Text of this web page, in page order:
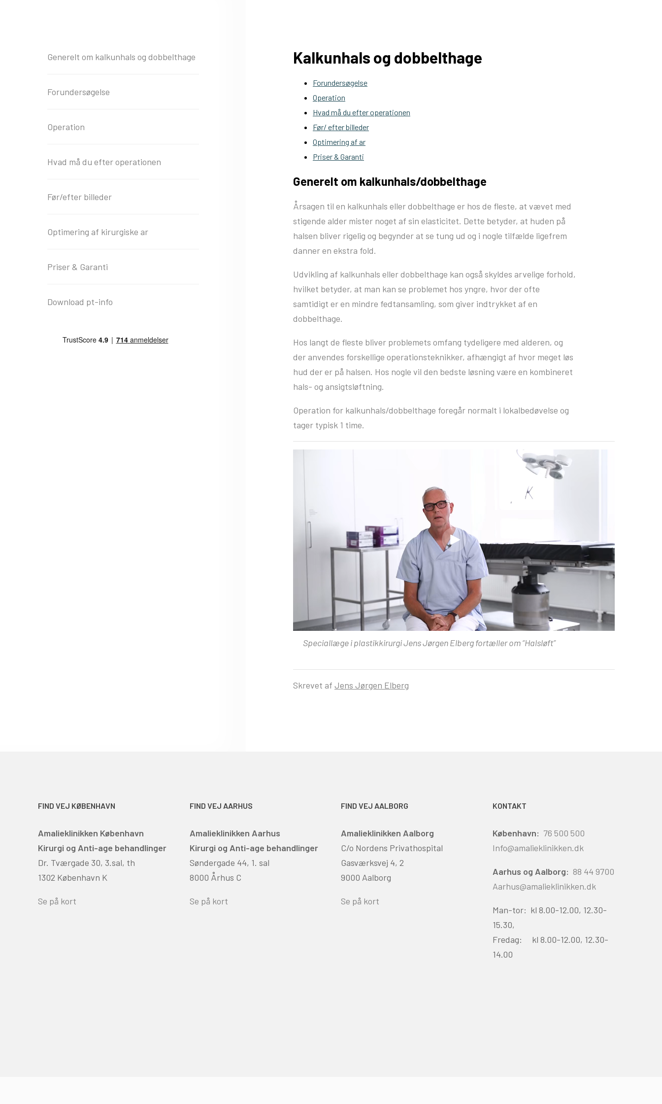
Kalkunhals og dobbelthage
Forundersøgelse
Operation
Hvad må du efter operationen
Før/ efter billeder
Optimering af ar
Priser & Garanti
Generelt om kalkunhals/dobbelthage
Årsagen til en kalkunhals eller dobbelthage er hos de fleste, at vævet med
stigende alder mister noget af sin elasticitet. Dette betyder, at huden på
halsen bliver rigelig og begynder at se tung ud og i nogle tilfælde ligefrem
danner en ekstra fold.
Udvikling af kalkunhals eller dobbelthage kan også skyldes arvelige forhold,
hvilket betyder, at man kan se problemet hos yngre, hvor der ofte
samtidigt er en mindre fedtansamling, som giver indtrykket af en
dobbelthage.
Hos langt de fleste bliver problemets omfang tydeligere med alderen, og
der anvendes forskellige operationsteknikker, afhængigt af hvor meget løs
hud der er på halsen. Hos nogle vil den bedste løsning være en kombineret
hals- og ansigtsløftning.
Operation for kalkunhals/dobbelthage foregår normalt i lokalbedøvelse og
tager typisk 1 time.
Speciallæge i plastikkirurgi Jens Jørgen Elberg fortæller om “Halsløft”
Skrevet af Jens Jørgen Elberg
Generelt om kalkunhals og dobbelthage
Forundersøgelse
Operation
Hvad må du efter operationen
Før/efter billeder
Optimering af kirurgiske ar
Priser & Garanti
Download pt-info
FIND VEJ KØBENHAVN
Amalieklinikken København
Kirurgi og Anti-age behandlinger
Dr. Tværgade 30, 3.sal, th
1302 København K
Se på kort
FIND VEJ AARHUS
Amalieklinikken Aarhus
Kirurgi og Anti-age behandlinger
Søndergade 44, 1. sal
8000 Århus C
Se på kort
FIND VEJ AALBORG
Amalieklinikken Aalborg
C/o Nordens Privathospital
Gasværksvej 4, 2
9000 Aalborg
Se på kort
KONTAKT
København: 76 500 500
Info@amalieklinikken.dk
Aarhus og Aalborg: 88 44 9700
Aarhus@amalieklinikken.dk
Man-tor: kl 8.00-12.00, 12.30-
15.30,
Fredag: kl 8.00-12.00, 12.30-
14.00